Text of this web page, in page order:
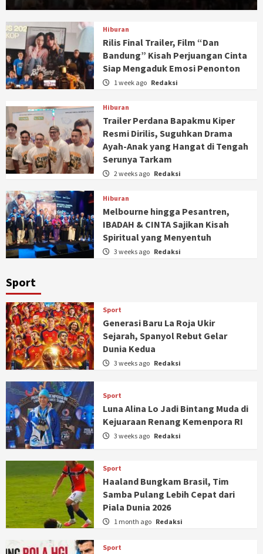
Hiburan
Rilis Final Trailer, Film “Dan
Bandung” Kisah Perjuangan Cinta
Siap Mengaduk Emosi Penonton
1 week ago Redaksi
Hiburan
Trailer Perdana Bapakmu Kiper
Resmi Dirilis, Suguhkan Drama
Ayah-Anak yang Hangat di Tengah
Serunya Tarkam
2 weeks ago Redaksi
Hiburan
Melbourne hingga Pesantren,
IBADAH & CINTA Sajikan Kisah
Spiritual yang Menyentuh
3 weeks ago Redaksi
Sport
Sport
Generasi Baru La Roja Ukir
Sejarah, Spanyol Rebut Gelar
Dunia Kedua
3 weeks ago Redaksi
Sport
Luna Alina Lo Jadi Bintang Muda di
Kejuaraan Renang Kemenpora RI
3 weeks ago Redaksi
Sport
Haaland Bungkam Brasil, Tim
Samba Pulang Lebih Cepat dari
Piala Dunia 2026
1 month ago Redaksi
Sport